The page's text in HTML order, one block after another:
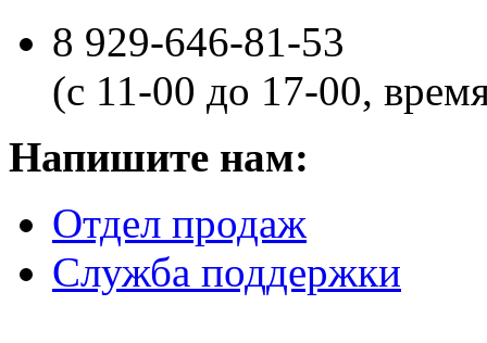
8 929-646-81-53
(с 11-00 до 17-00,
Напишите нам:
Отдел продаж
Служба поддержки